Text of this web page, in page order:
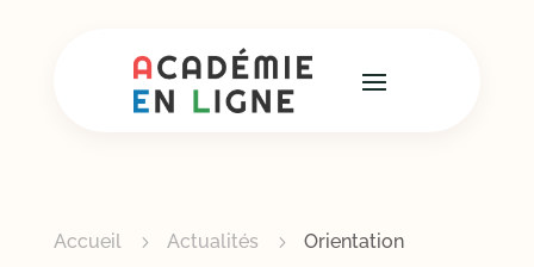
Accueil 5 Actualités 5 Orientation